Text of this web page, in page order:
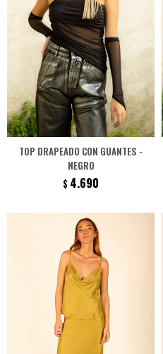
TOP DRAPEADO CON GUANTES -
NEGRO
$ 4.690